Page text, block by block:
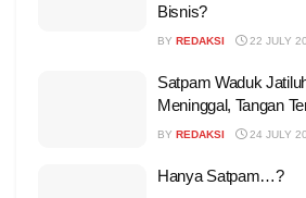
Bisnis?
BY REDAKSI 22 JULY
Satpam Waduk
Meninggal, Tangan
BY REDAKSI 24 JULY
Hanya Satpam…?